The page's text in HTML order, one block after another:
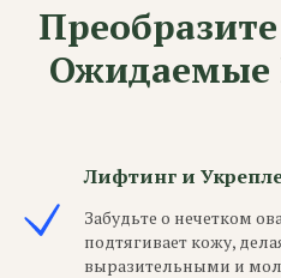
Ожидаемые
Лифтинг и
Забудьте о нечетком
подтягивает кожу,
выразительными и